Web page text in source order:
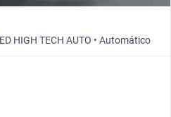
HIGH TECH AUTO • Automático